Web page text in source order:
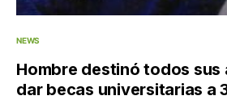
NEWS
Hombre destinó todos sus
dar becas universitarias a